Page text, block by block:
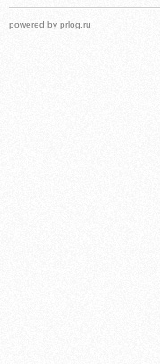
powered by prlog.ru